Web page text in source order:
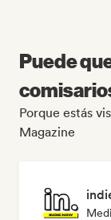
Puede
Porque estás
Magazine